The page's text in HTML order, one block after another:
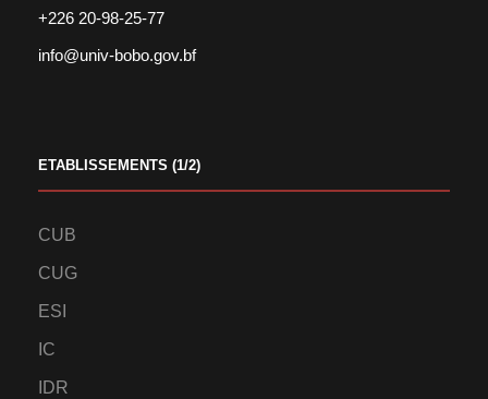
+226 20-98-25-77
info@univ-bobo.gov.bf
ETABLISSEMENTS (1/2)
CUB
CUG
ESI
IC
IDR